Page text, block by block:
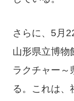
さらに、5月
山形県立博物
ラクチャー～
る。これは、